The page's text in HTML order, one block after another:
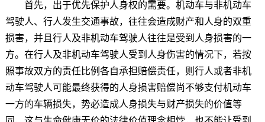
首先，出于优先保护人身权的需要。机动车与非机动车
驾驶人、行人发生交通事故，往往会造成财产和人身的双重
损害，并且行人及非机动车驾驶人往往是受到人身损害的一
方。在行人及非机动车驾驶人受到人身伤害的情况下，若按
照事故双方的责任比例各自承担赔偿责任，则行人或者非机
动车驾驶人可能最终获得的人身损害赔偿尚不够支付机动车
一方的车辆损失，势必造成人身损失与财产损失的价值等